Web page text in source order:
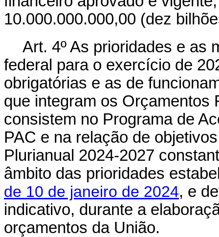
10.000.000.000,00 (dez
Art. 4º As prioridades e as
federal para o exercício de
obrigatórias e as de
que integram os Orçamentos
consistem no Programa de
PAC e na relação de
Plurianual 2024-2027
âmbito das prioridades
de 10 de janeiro de 2024, e
indicativo, durante a
orçamentos da União.